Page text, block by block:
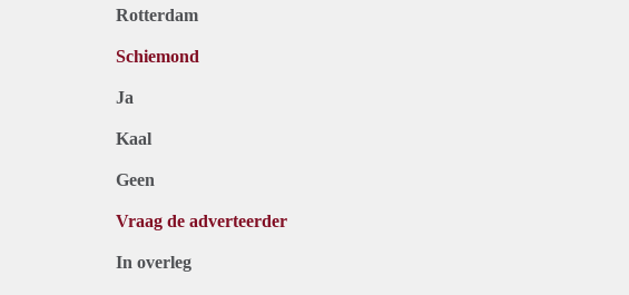
Rotterdam
Schiemond
Ja
Kaal
Geen
Vraag de adverteerder
In overleg